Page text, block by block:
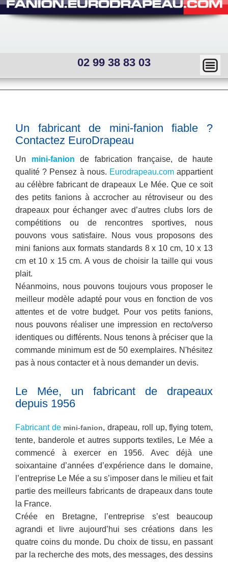
02 99 38 83 03
Ma
squ
me
nu
Sous
menu
Un fabricant de mini-fanion fiable ?
Contactez EuroDrapeau
Un mini-fanion de fabrication française, de haute
qualité ? Pensez à nous. Eurodrapeau.comappartient
au célèbre fabricant de drapeaux Le Mée. Que ce soit
des petits fanions à accrocher au rétroviseur ou des
drapeaux pour échanger avec d’autres clubs lors de
compétitions ou de rencontres sportives, nous
pouvons vous satisfaire. Nous vous proposons des
mini fanions aux formats standards 8 x 10 cm, 10 x 13
cm et 10 x 15 cm. A vous de choisir la taille qui vous
plait.
Néanmoins, nous pouvons toujours vous proposer le
meilleur modèle adapté pour vous en fonction de vos
attentes et de votre budget. Pour vos petits fanions,
nous pouvons réaliser une impression en recto/verso
identiques ou différents. Nous tenons à préciser que la
commande minimum est de 50 exemplaires. N'hésitez
pas à nous contacter et à nous demander un devis.
Le Mée, un fabricant de drapeaux
depuis 1956
Fabricant de mini-fanion, drapeau, roll up, flying totem,
tente, banderole et autres supports textiles, Le Mée a
commencé à exercer en 1956. Avec déjà une
soixantaine d’années d’expérience dans le domaine,
l’entreprise Le Mée a su s’imposer dans le milieu et fait
partie des meilleurs fabricants de drapeaux dans toute
la France.
Créée en Bretagne, l’entreprise s’est beaucoup
agrandi et livre aujourd’hui ses créations dans les
quatre coins du monde. Du choix de tissu, en passant
par la recherche des mots, des messages, des dessins